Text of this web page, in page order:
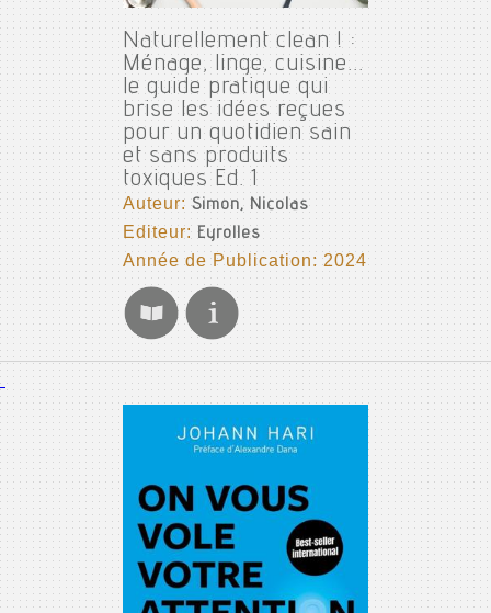
Naturellement clean ! :
Ménage, linge, cuisine...
le guide pratique qui
brise les idées reçues
pour un quotidien sain
et sans produits
toxiques Ed. 1
Auteur:Simon, Nicolas
Editeur: Eyrolles
Année de Publication: 2024